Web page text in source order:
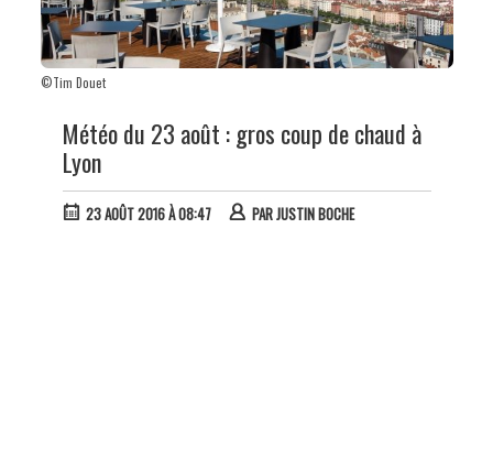
©Tim Douet
Météo du 23 août : gros coup de chaud à
Lyon
23 AOÛT 2016 À 08:47 PARJUSTIN BOCHE